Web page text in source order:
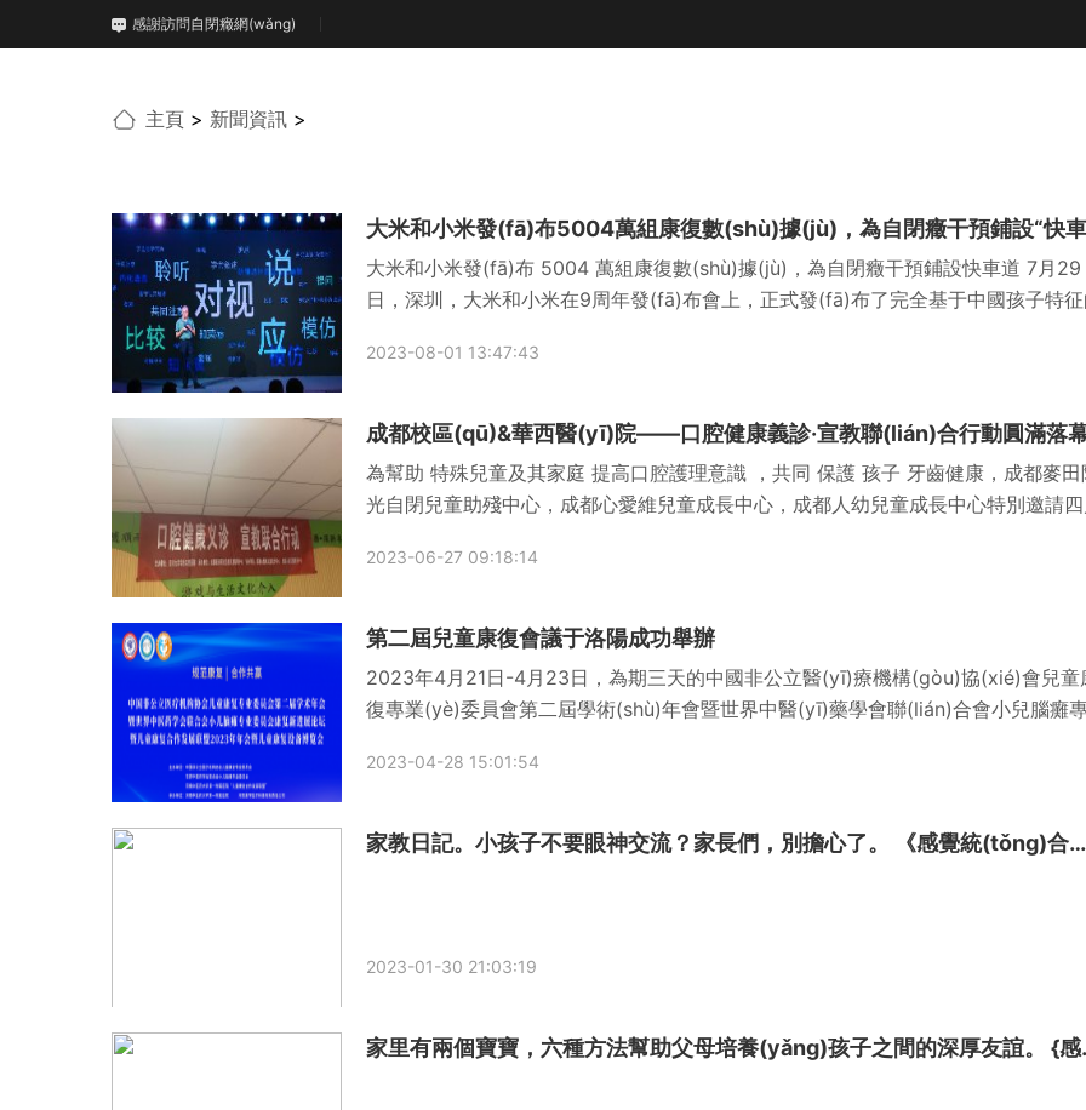
感謝訪問自閉癥網(wǎng)
主頁 > 新聞資訊 >
大米和小米發(fā)布 5004 萬組康復數(shù)據(jù)，為自閉癥干預鋪設快車道 7月29
日，深圳，大米和小米在9周年發(fā)布會上，正式發(fā)布了完全基于中國孩子特
2023-08-01 13:47:43
成都校區(qū)&華西醫(yī)院——口腔健康義診·宣教聯(lián)合行動圓滿落
為幫助 特殊兒童及其家庭 提高口腔護理意識 ，共同 保護 孩子 牙齒健康，成都麥田
光自閉兒童助殘中心，成都心愛維兒童成長中心，成都人幼兒童成長中心特別邀請四
2023-06-27 09:18:14
第二屆兒童康復會議于洛陽成功舉辦
2023年4月21日-4月23日，為期三天的中國非公立醫(yī)療機構(gòu)協(xié)會兒童
復專業(yè)委員會第二屆學術(shù)年會暨世界中醫(yī)藥學會聯(lián)合會小兒腦癱專
2023-04-28 15:01:54
家教日記。小孩子不要眼神交流？家長們，別擔心了。 《感覺統(tǒng)合失調(diào)》
2023-01-30 21:03:19
家里有兩個寶